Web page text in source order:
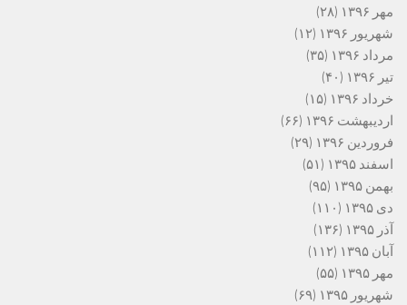
مهر ۱۳۹۶
(۲۸)
شهریور ۱۳۹۶
(۱۲)
مرداد ۱۳۹۶
(۳۵)
تیر ۱۳۹۶
(۴۰)
خرداد ۱۳۹۶
(۱۵)
اردیبهشت ۱۳۹۶
(۶۶)
فروردین ۱۳۹۶
(۲۹)
اسفند ۱۳۹۵
(۵۱)
بهمن ۱۳۹۵
(۹۵)
دی ۱۳۹۵
(۱۱۰)
آذر ۱۳۹۵
(۱۳۶)
آبان ۱۳۹۵
(۱۱۲)
مهر ۱۳۹۵
(۵۵)
شهریور ۱۳۹۵
(۶۹)